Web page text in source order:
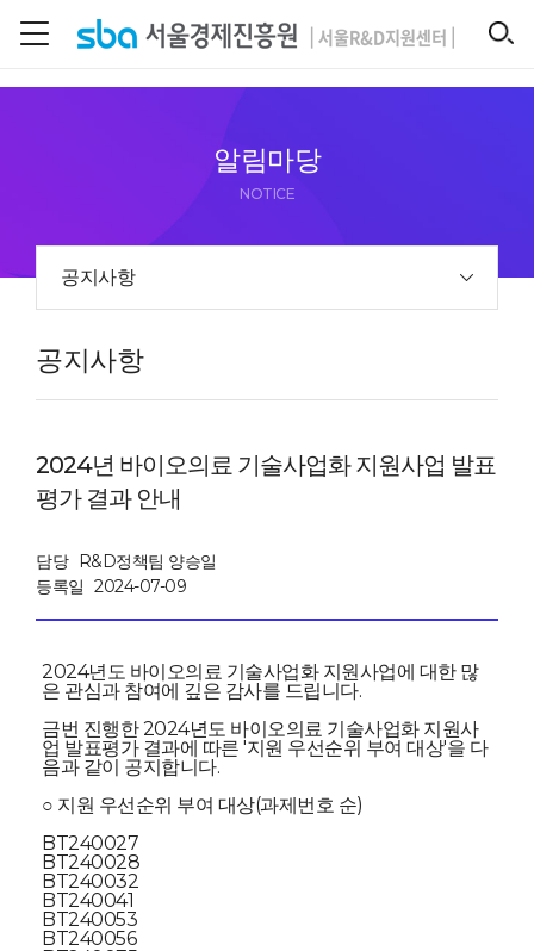
알림마당
NOTICE
공지사항
공지사항
2024년 바이오의료 기술사업화 지원사업 발표
평가 결과 안내
담당
R&D정책팀 양승일
등록일 2024-07-09
2024년도 바이오의료 기술사업화 지원사업에 대한 많
은 관심과 참여에 깊은 감사를 드립니다.
금번 진행한 2024년도 바이오의료 기술사업화 지원사
업 발표평가 결과에 따른 '지원 우선순위 부여 대상'을 다
음과 같이 공지합니다.
○ 지원 우선순위 부여 대상(과제번호 순)
BT240027
BT240028
BT240032
BT240041
BT240053
BT240056